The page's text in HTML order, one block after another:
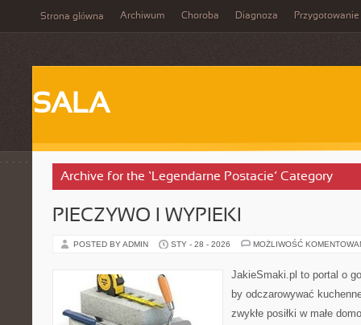
Strona główna Archiwum Choroba Diagnoza Przygotowanie
SALA
Archive for the ‘Legendarne Postacie’ Category
PIECZYWO I WYPIEKI
POSTED BY ADMIN STY - 28 - 2026 MOŻLIWOŚĆ
JakieSmaki.pl to portal o
by odczarowywać
zwykłe posiłki w małe